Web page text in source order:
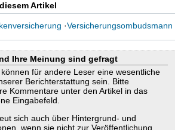
Artikel
·Versicherungsombudsmann
Ihre Meinung sind gefragt
für andere Leser eine wesentliche
Berichterstattung sein. Bitte
Kommentare unter den Artikel in das
Eingabefeld.
sich auch über Hintergrund- und
wenn sie nicht zur Veröffentlichung